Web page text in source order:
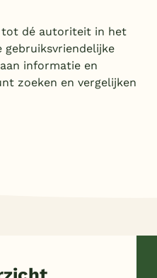
tot dé autoriteit in het
gebruiksvriendelijke
informatie en
zoeken en vergelijken